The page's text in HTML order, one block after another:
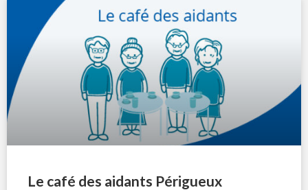
Le café des aidants Périgueux